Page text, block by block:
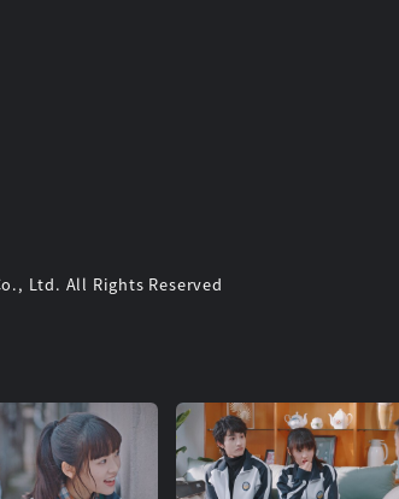
Ltd. All Rights Reserved